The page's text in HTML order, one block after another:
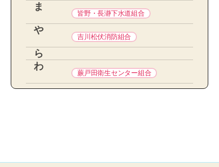
ま
皆野・長瀞下水道組合
や
吉川松伏消防組合
ら
わ
蕨戸田衛生センター組合